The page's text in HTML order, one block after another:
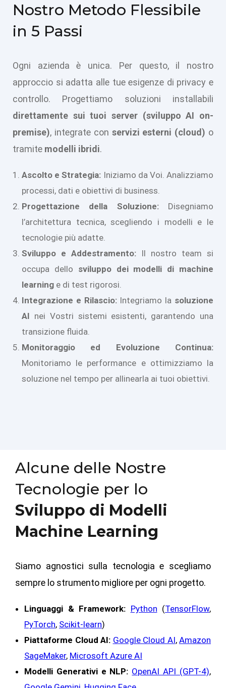
Nostro Metodo Flessibile
in 5 Passi
Ogni azienda è unica. Per questo, il nostro
approccio si adatta alle tue esigenze di privacy e
controllo. Progettiamo soluzioni installabili
direttamente sui tuoi server (sviluppo AI on-
premise), integrate con servizi esterni (cloud) o
tramite modelli ibridi.
Ascolto e Strategia: Iniziamo da Voi. Analizziamo
processi, dati e obiettivi di business.
Progettazione della Soluzione:Disegniamo
l’architettura tecnica, scegliendo i modelli e le
tecnologie più adatte.
Sviluppo e Addestramento: Il nostro team si
occupa dello sviluppo dei modelli di machine
learning e di test rigorosi.
Integrazione e Rilascio:Integriamo la soluzione
AI nei Vostri sistemi esistenti, garantendo una
transizione fluida.
Monitoraggio ed Evoluzione Continua:
Monitoriamo le performance e ottimizziamo la
soluzione nel tempo per allinearla ai tuoi obiettivi.
Alcune delle Nostre
Tecnologie per lo
Sviluppo di Modelli
Machine Learning
Siamo agnostici sulla tecnologia e scegliamo
sempre lo strumento migliore per ogni progetto.
Linguaggi & Framework: Python (TensorFlow,
PyTorch, Scikit-learn)
Piattaforme Cloud AI: Google Cloud AI, Amazon
SageMaker, Microsoft Azure AI
Modelli Generativi e NLP: OpenAI API (GPT-4),